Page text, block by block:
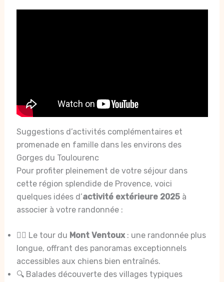
Suggestions d’activités complémentaires et
promenade en famille dans les environs des
Gorges du Toulourenc
Pour profiter pleinement de votre séjour dans
cette région splendide de Provence, voici
quelques idées d’activité extérieure 2025à
associer à votre randonnée :
🚶‍♂️ Le tour du Mont Ventoux: une randonnée plus
longue, offrant des panoramas exceptionnels
accessibles aux chiens bien entraînés.
🔍 Balades découverte des villages typiques